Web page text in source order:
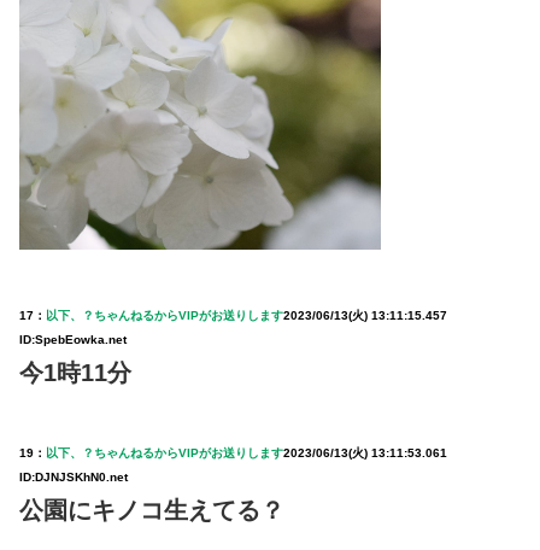
17： 以下、？ちゃんねるからVIPがお送りします2023/06/13(火) 13:11:15.457
ID:SpebEowka.net
今1時11分
19： 以下、？ちゃんねるからVIPがお送りします2023/06/13(火) 13:11:53.061
ID:DJNJSKhN0.net
公園にキノコ生えてる？